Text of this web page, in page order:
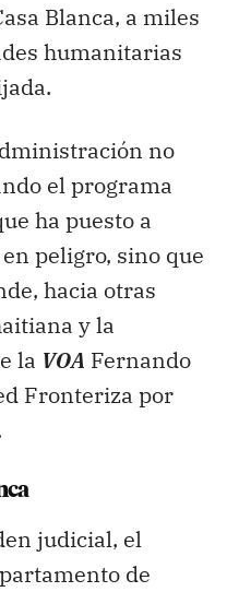
Blanca, a miles
humanitarias
no
el programa
ha puesto a
peligro, sino que
hacia otras
y la
la VOA Fernando
Fronteriza por
judicial, el
de